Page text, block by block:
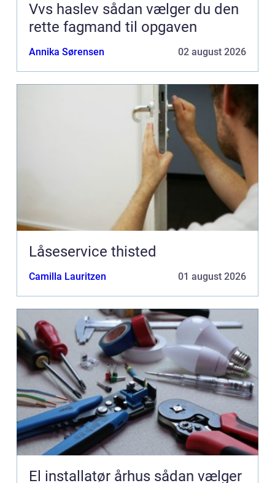
Vvs haslev sådan vælger du den
rette fagmand til opgaven
Annika Sørensen 02 august 2026
Låseservice thisted
Camilla Lauritzen 01 august 2026
El installatør århus sådan vælger